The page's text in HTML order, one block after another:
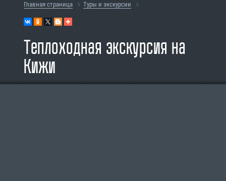
Главная страница Туры и экскурсии
Теплоходная экскурсия на
Кижи